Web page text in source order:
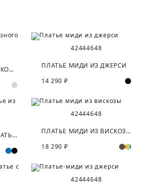
ПЛАТЬЕ-МИДИ ИЗ ВИСКОЗНОГО ТРИКОТАЖА
42444648
ПЛАТЬЕ МИДИ ИЗ ДЖЕРСИ
14 290 ₽
БАЗОВОЕ ВЯЗАНОЕ ПЛАТЬЕ ИЗ ВИСКОЗЫ
42444648
ПЛАТЬЕ МИДИ ИЗ ВИСКОЗЫ
18 290 ₽
42444648